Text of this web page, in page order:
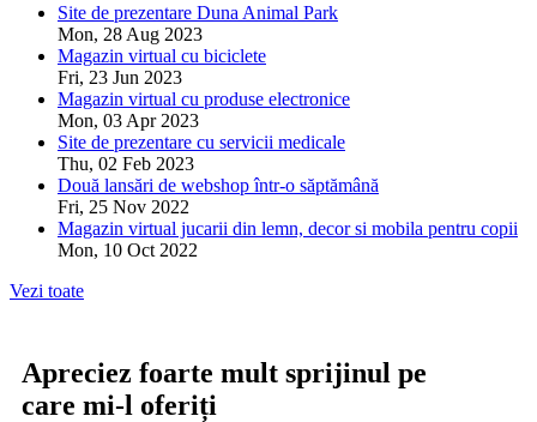
Site de prezentare Duna Animal Park
Mon, 28 Aug 2023
Magazin virtual cu biciclete
Fri, 23 Jun 2023
Magazin virtual cu produse electronice
Mon, 03 Apr 2023
Site de prezentare cu servicii medicale
Thu, 02 Feb 2023
Două lansări de webshop într-o săptămână
Fri, 25 Nov 2022
Magazin virtual jucarii din lemn, decor si mobila pentru copii
Mon, 10 Oct 2022
Vezi toate
Apreciez foarte mult sprijinul pe
care mi-l oferiți